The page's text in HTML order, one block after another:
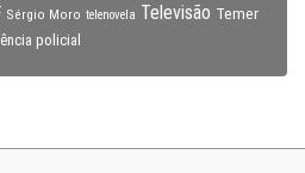
Sérgio Moro telenovela Televisão Temer
policial